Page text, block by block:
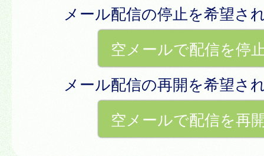
メール配信の停止を希望さ
空メールで配信を停
メール配信の再開を希望さ
空メールで配信を再